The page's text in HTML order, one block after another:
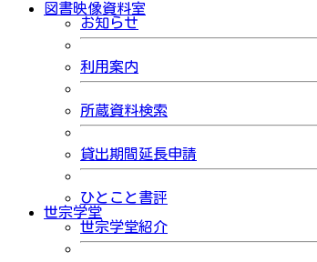
図書映像資料室
お知らせ
利用案内
所蔵資料検索
貸出期間延長申請
ひとこと書評
世宗学堂
世宗学堂紹介